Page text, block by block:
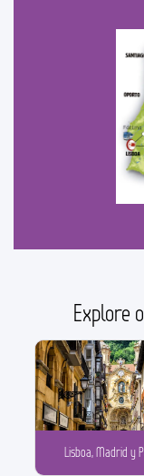
Explore
Lisboa, Madrid y